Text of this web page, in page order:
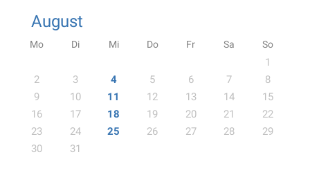
August
Mo Di Mi Do Fr Sa So
1
2
3 4 5 6 7
8
9
10 11 12 13 14
15
16
17 18 19 20 21
22
23
24 25 26 27 28
29
30
31